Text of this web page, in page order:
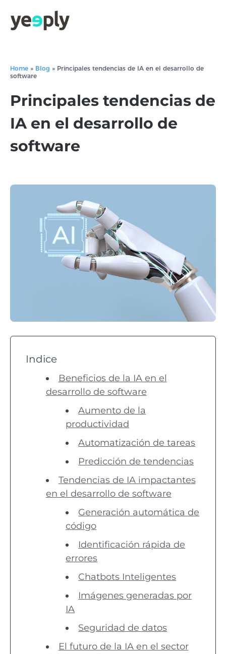
Home » Blog » Principales tendencias de IA en el desarrollo de
software
Principales tendencias de
IA en el desarrollo de
software
Indice
Beneficios de la IA en el
desarrollo de software
Aumento de la
productividad
Automatización de tareas
Predicción de tendencias
Tendencias de IA impactantes
en el desarrollo de software
Generación automática de
código
Identificación rápida de
errores
Chatbots Inteligentes
Imágenes generadas por
IA
Seguridad de datos
El futuro de la IA en el sector